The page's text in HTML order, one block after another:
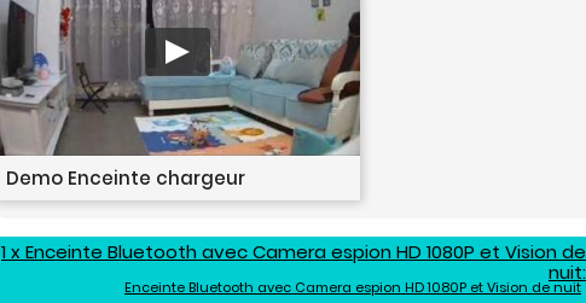
Demo Enceinte chargeur
1 x Enceinte Bluetooth avec Camera espion HD 1080P et Vision de
nuit:
Enceinte Bluetooth avec Camera espion HD 1080P et Vision de nuit